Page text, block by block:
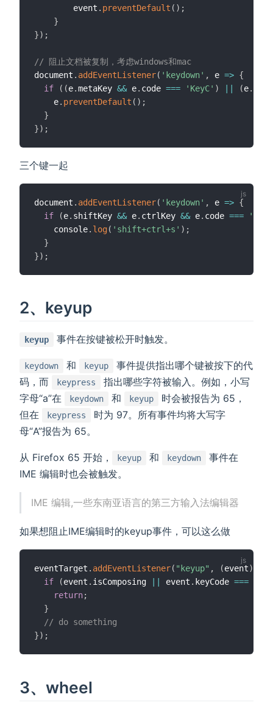
        event
. preventDefault ( ) ;
}
}) ;
// 阻止文档被复制，考虑windows和mac
document . addEventListener( 'keydown' , e => {
if
( (e.metaKey && e. code === 'KeyC' ) (e.
    e
. preventDefault ( ) ;
}
}) ;
三个键一起
document . addEventListener( 'keydown' , e => {
if
(e. shiftKey && e. ctrlKey && e. code ===
    console
. log( 'shift+ctrl+s' ) ;
}
}) ;
2、keyup
keyup 事件在按键被松开时触发。
keydown 和 keyup
事件提供指出哪个键被按下的代
码，而
keypress
指出哪些字符被输入。例如，小写
字母“a”在
keydown 和 keyup
时会被报告为 65，
但在
keypress
时为 97。所有事件均将大写字
母“A”报告为 65。
从 Firefox 65 开始， keyup 和 keydown
事件在
IME 编辑时也会被触发。
IME 编辑,一些东南亚语言的第三方输入法编辑器
如果想阻止IME编辑时的keyup事件，可以这么做
eventTarget . addEventListener( "keyup" , (event)
if
(event . isComposing event . keyCode ===
return;
}
// do something
}) ;
3、wheel